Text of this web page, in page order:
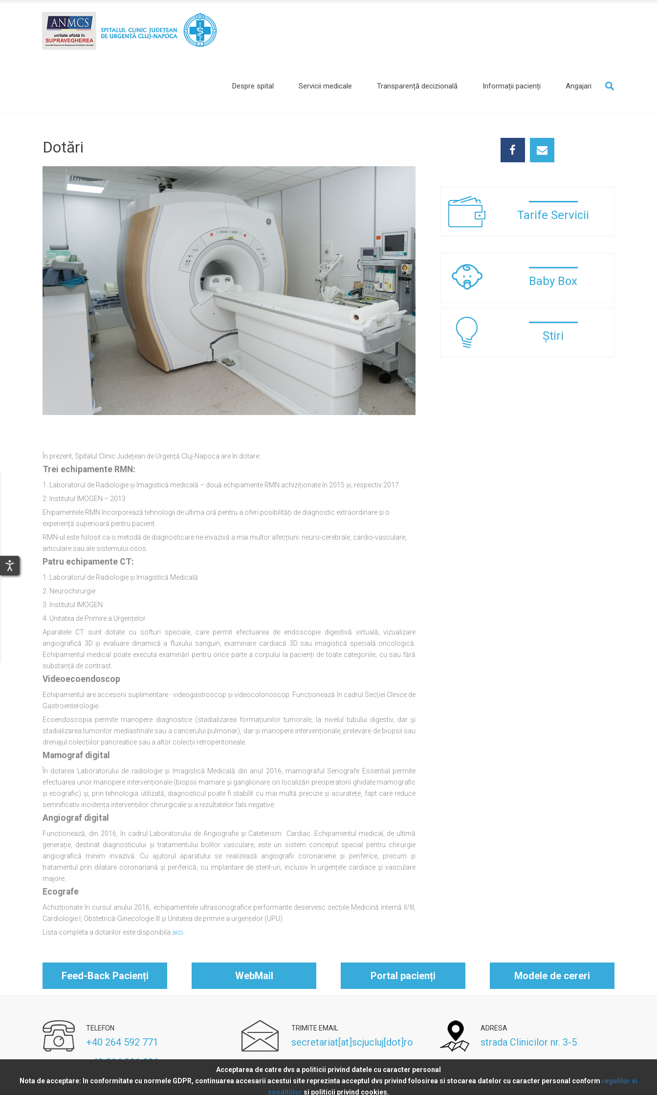
Despre spital Servicii medicale Transparență decizională Informații pacienți Angajari
Dotări
În prezent, Spitalul Clinic Județean de Urgență Cluj-Napoca are în dotare:
Trei echipamente RMN:
1. Laboratorul de Radiologie și Imagistică medicală – două echipamente RMN achiziționate în 2015 și, respectiv 2017.
2. Institutul IMOGEN – 2013
Ehipamentele RMN încorporează tehnologii de ultima oră pentru a oferi posibilități de diagnostic extraordinare și o
experiență superioară pentru pacient.
RMN-ul este folosit ca o metodă de diagnosticare ne-invazivă a mai multor afecțiuni: neuro-cerebrale, cardio-vasculare,
articulare sau ale sistemului osos.
Patru echipamente CT:
1. Laboratorul de Radiologie și Imagistică Medicală
2. Neurochirurgie
3. Institutul IMOGEN
4. Unitatea de Primire a Urgențelor
Aparatele CT sunt dotate cu softuri speciale, care permit efectuarea de endoscopie digestivă virtuală, vizualizare
angiografică 3D și evaluare dinamică a fluxului sanguin, examinare cardiacă 3D sau imagistică specială oncologică.
Echipamentul medical poate executa examinări pentru orice parte a corpului la pacienți de toate categoriile, cu sau fără
substanță de contrast.
Videoecoendoscop
Echipamentul are accesorii suplimentare - videogastroscop și videocolonoscop. Funcționează în cadrul Secției Clinice de
Gastroenterologie.
Ecoendoscopia permite manopere diagnostice (stadializarea formațiunilor tumorale, la nivelul tubului digestiv, dar și
stadializarea tumorilor mediastinale sau a cancerului pulmonar), dar și manopere intervenționale, prelevare de biopsii sau
drenajul colecțiilor pancreatice sau a altor colecții retroperitoneale.
Mamograf digital
În dotarea Laboratorului de radiologie și Imagistică Medicală din anul 2016, mamograful Senografe Essential permite
efectuarea unor manopere intervenționale (biopsii mamare și ganglionare ori localizări preoperatorii ghidate mamografic
și ecografic) și, prin tehnologia utilizată, diagnosticul poate fi stabilit cu mai multă precizie și acuratețe, fapt care reduce
semnificativ incidența intervențiilor chirurgicale și a rezultatelor fals negative.
Angiograf digital
Funcționează, din 2016, în cadrul Laboratorului de Angiografie și Cateterism Cardiac. Echipamentul medical, de ultimă
generație, destinat diagnosticului și tratamentului bolilor vasculare, este un sistem conceput special pentru chirurgie
angiografică minim invazivă. Cu ajutorul aparatului se realizează angiografii coronariene și periferice, precum și
tratamentul prin dilatare coronariană și periferică, cu implantare de stent-uri, inclusiv în urgențele cardiace și vasculare
majore.
Ecografe
Achiziționate în cursul anului 2016, echipamentele ultrasonografice performante deservesc secțiile Medicină internă II/III,
Cardiologie I, Obstetrică-Ginecologie III și Unitatea de primire a urgențelor (UPU).
Lista completa a dotarilor este disponibila aici
Tarife Servicii
Baby Box
Știri
Feed-Back Pacienți WebMail Portal pacienți Modele de cereri
TELEFON
+40 264 592 771
+40 264 296 296
TRIMITE EMAIL
secretariat[at]scjucluj[dot]ro
ADRESA
strada Clinicilor nr. 3-5
Acceptarea de catre dvs a politicii privind datele cu caracter personal
Nota de acceptare: In conformitate cu normele GDPR, continuarea accesarii acestui site reprezinta acceptul dvs privind folosirea si stocarea datelor cu caracter personal conform regulilor si
conditiilor si politicii privind cookies.